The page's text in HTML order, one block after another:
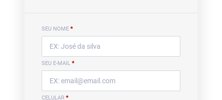
SEU NOME *
SEU E-MAIL *
CELULAR *